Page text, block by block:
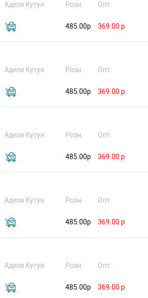
Аделя Кутуя Розн. Опт.
485.00р 369.00 р
Аделя Кутуя Розн. Опт.
485.00р 369.00 р
Аделя Кутуя Розн. Опт.
485.00р 369.00 р
Аделя Кутуя Розн. Опт.
485.00р 369.00 р
Аделя Кутуя Розн. Опт.
485.00р 369.00 р